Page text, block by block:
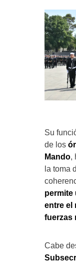
Su
de los
Mando,
la toma
permite
entre el
fuerzas
Cabe